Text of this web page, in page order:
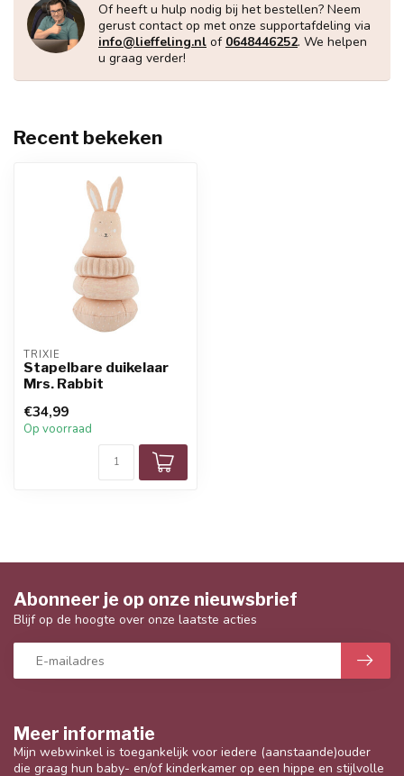
Of heeft u hulp nodig bij het bestellen? Neem
gerust contact op met onze supportafdeling via
info@lieffeling.nl of 0648446252. We helpen
u graag verder!
Recent bekeken
TRIXIE
Stapelbare duikelaar
Mrs. Rabbit
€34,99
Op voorraad
Meer informatie
Mijn webwinkel is toegankelijk voor iedere (aanstaande)ouder
die graag hun baby- en/of kinderkamer op een hippe en stijlvolle
Abonneer je op onze nieuwsbrief
Blijf op de hoogte over onze laatste acties